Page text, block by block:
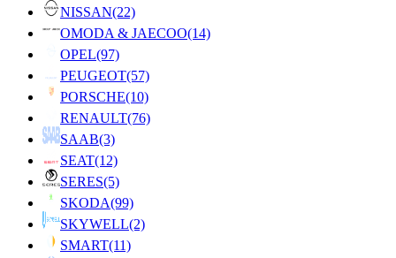
NISSAN(22)
OMODA & JAECOO(14)
OPEL(97)
PEUGEOT(57)
PORSCHE(10)
RENAULT(76)
SAAB(3)
SEAT(12)
SERES(5)
SKODA(99)
SKYWELL(2)
SMART(11)